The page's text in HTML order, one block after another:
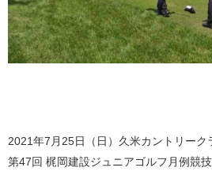
2021年7月25日（日）久米カントリーク
第47回 梶岡建設ジュニアゴルフ月例競技